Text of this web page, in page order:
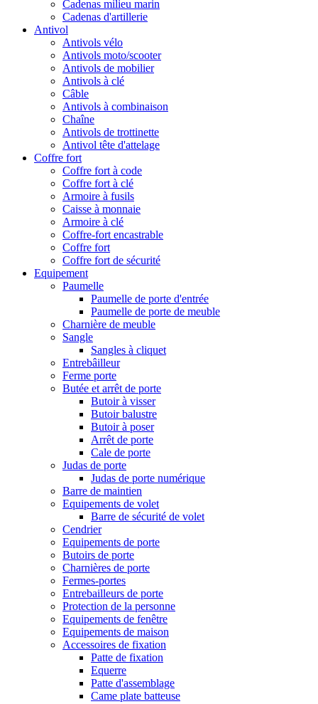
Cadenas milieu marin
Cadenas d'artillerie
Antivol
Antivols vélo
Antivols moto/scooter
Antivols de mobilier
Antivols à clé
Câble
Antivols à combinaison
Chaîne
Antivols de trottinette
Antivol tête d'attelage
Coffre fort
Coffre fort à code
Coffre fort à clé
Armoire à fusils
Caisse à monnaie
Armoire à clé
Coffre-fort encastrable
Coffre fort
Coffre fort de sécurité
Equipement
Paumelle
Paumelle de porte d'entrée
Paumelle de porte de meuble
Charnière de meuble
Sangle
Sangles à cliquet
Entrebâilleur
Ferme porte
Butée et arrêt de porte
Butoir à visser
Butoir balustre
Butoir à poser
Arrêt de porte
Cale de porte
Judas de porte
Judas de porte numérique
Barre de maintien
Equipements de volet
Barre de sécurité de volet
Cendrier
Equipements de porte
Butoirs de porte
Charnières de porte
Fermes-portes
Entrebailleurs de porte
Protection de la personne
Equipements de fenêtre
Equipements de maison
Accessoires de fixation
Patte de fixation
Equerre
Patte d'assemblage
Came plate batteuse